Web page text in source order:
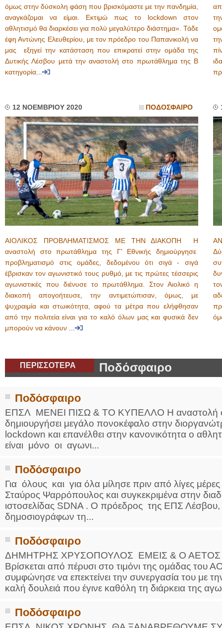
όμως στην δύσκολη φάση που βρισκόμαστε με την πανδημία,
αναγκάζομαι να είμαι. Εκτιμώ πως το lockdown στον
αθλητισμό θα διαρκέσει για πολύ μεγαλύτερο διάστημα». Τάδε
έφη Αντώνης Ελευθερίου, με τον πρόεδρο του Παπανικολή να
μας εξηγεί την κατάσταση που επικρατεί στην ομάδα της
Δυτικής Λέσβου μετά την αναστολή στο πρωτάθλημα της Β
κατηγορία...
12 ΝΟΕΜΒΡΙΟΥ 2020 ΠΟΔΟΣΦΑΙΡΟ
ΑΙΟΛΙΚΟΣ ΠΡΟΒΛΗΜΑΤΙΣΜΟΣ ΜΕ ΤΗΝ ΔΙΑΚΟΠΗ Η
αναστολή στο πρωτάθλημα της Γ' Εθνικής δημιούργησε
προβληματισμό στις ομάδες, δεδομένου ότι σιγά - σιγά
έβρισκαν τον αγωνιστικό τους ρυθμό, με τις πρώτες τέσσερις
αγωνιστικές που διένυσε το πρωτάθλημα. Στον Αιολικό η
διακοπή απογοήτευσε, την αντιμετώπισαν, όμως, με
ψυχραιμία και στωικότητα, αφού τα μέτρα που ελήφθησαν
από την πολιτεία είναι για το καλό όλων μας και φυσικά δεν
μπορούν να κάνουν ...
ΠΕΡΙΣΣΟΤΕΡΑ Ποδόσφαιρο
Ποδόσφαιρο
ΕΠΣΛ ΜΕΝΕΙ ΠΙΣΩ & ΤΟ ΚΥΠΕΛΛΟ Η αναστολή
δημιουργήσει μεγάλο πονοκέφαλο στην
lockdown και επανέλθει στην κανονικότητα ο
είναι μόνο οι αγωνι...
Ποδόσφαιρο
Για όλους και για όλα μίλησε πριν από λίγες
Σταύρος Ψαρρόπουλος και συγκεκριμένα στην
ιστοσελίδας SDNA . Ο πρόεδρος της ΕΠΣ
δημοσιογράφων τη...
Ποδόσφαιρο
ΔΗΜΗΤΡΗΣ ΧΡΥΣΟΠΟΥΛΟΣ ΕΜΕΙΣ & Ο
Βρίσκεται από πέρυσι στο τιμόνι της ομάδας του
συμφώνησε να επεκτείνει την συνεργασία του με
καλή δουλειά που έγινε καθόλη τη διάρκεια της
Ποδόσφαιρο